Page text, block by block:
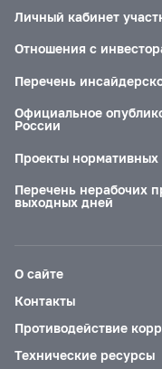
Личный кабинет
Отношения с
Перечень
Официальное
России
Проекты нормативных
Перечень нерабочих
выходных дней
О сайте
Контакты
Противодействие
Технические ресурсы